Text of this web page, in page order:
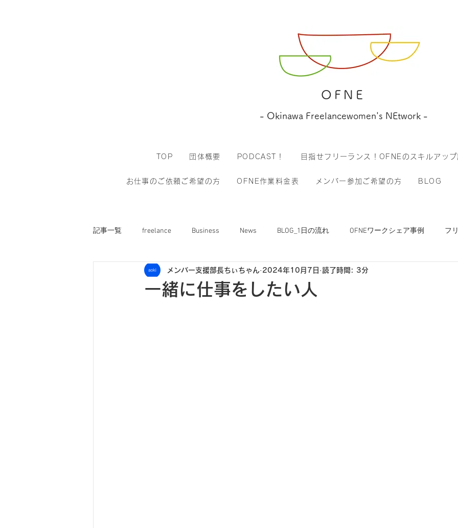
OFNE
- Okinawa Freelancewomen's NEtwork -
TOP 団体概要 PODCAST！ 目指せフリーランス！OFNEのスキルアップ
お仕事のご依頼ご希望の方 OFNE作業料金表 メンバー参加ご希望の方 BLOG
記事一覧 freelance Business News BLOG_1日の流れ OFNEワークシェア事例 フ
OFNE船長のぼやき OFNEな毎日
一緒に仕事をしたい人
メンバー支援部長ちぃちゃん 2024年10月7日 読了時間: 3分